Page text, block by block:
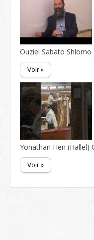
Ouziel Sabato Shlomo
Voir »
Yonathan Hen (Hallel)
Voir »